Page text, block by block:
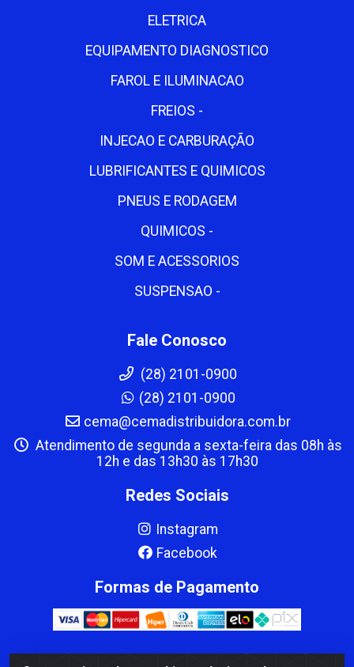
ELETRICA
EQUIPAMENTO DIAGNOSTICO
FAROL E ILUMINACAO
FREIOS -
INJECAO E CARBURAÇÃO
LUBRIFICANTES E QUIMICOS
PNEUS E RODAGEM
QUIMICOS -
SOM E ACESSORIOS
SUSPENSAO -
Fale Conosco
(28) 2101-0900
(28) 2101-0900
cema@cemadistribuidora.com.br
Atendimento de segunda a sexta-feira das 08h às
12h e das 13h30 às 17h30
Redes Sociais
Instagram
Facebook
Formas de Pagamento